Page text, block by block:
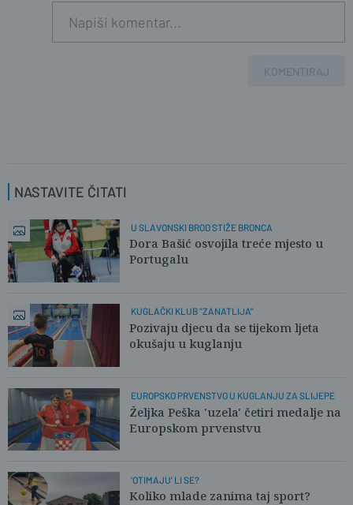
KOMENTIRAJ
NASTAVITE ČITATI
U SLAVONSKI BROD STIŽE BRONCA
Dora Bašić osvojila treće mjesto u
Portugalu
KUGLAČKI KLUB "ZANATLIJA"
Pozivaju djecu da se tijekom ljeta
okušaju u kuglanju
EUROPSKO PRVENSTVO U KUGLANJU ZA SLIJEPE
Željka Peška 'uzela' četiri medalje na
Europskom prvenstvu
'OTIMAJU' LI SE?
Koliko mlade zanima taj sport?